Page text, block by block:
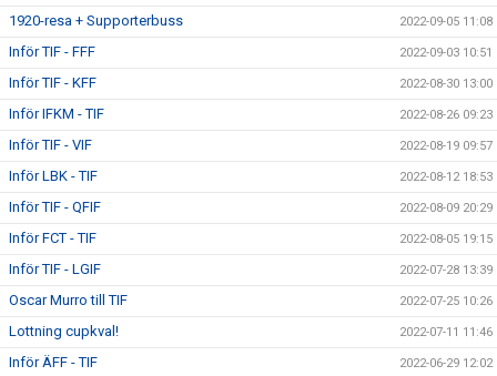
1920-resa + Supporterbuss 2022-09-05 11:08
Inför TIF - FFF 2022-09-03 10:51
Inför TIF - KFF 2022-08-30 13:00
Inför IFKM - TIF 2022-08-26 09:23
Inför TIF - VIF 2022-08-19 09:57
Inför LBK - TIF 2022-08-12 18:53
Inför TIF - QFIF 2022-08-09 20:29
Inför FCT - TIF 2022-08-05 19:15
Inför TIF - LGIF 2022-07-28 13:39
Oscar Murro till TIF 2022-07-25 10:26
Lottning cupkval! 2022-07-11 11:46
Inför ÄFF - TIF 2022-06-29 12:02